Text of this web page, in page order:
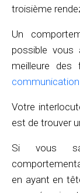
troisième
Un
possible
meilleure
communication
Votre
est de trouver
Si vous
en ayant en